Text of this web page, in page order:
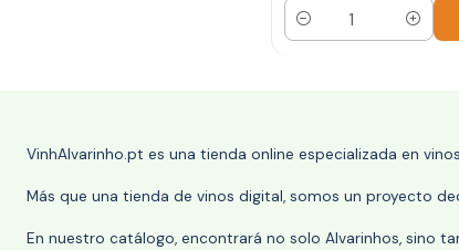
Cantidad
VinhAlvarinho.pt es una tienda online especializada en
Más que una tienda de vinos digital, somos un proyecto
En nuestro catálogo, encontrará no solo Alvarinhos, sino